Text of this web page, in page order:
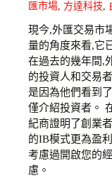
匯市場, 方達科技,
現今,外匯交易市
量的角度來看,它
在過去的幾年間,
的投資人和交易
是因為他們看到
僅介紹投資者。
紀商證明了創業
的IB模式更為盈
考慮過開啟您的
慮。